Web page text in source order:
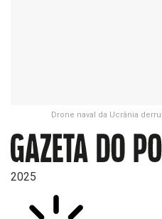
Drone naval da Ucrânia
2025